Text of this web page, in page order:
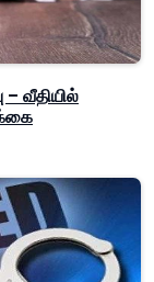
– வீதியில்